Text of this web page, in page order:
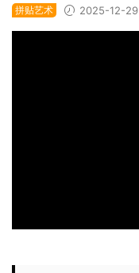
拼贴艺术 2025-12-29